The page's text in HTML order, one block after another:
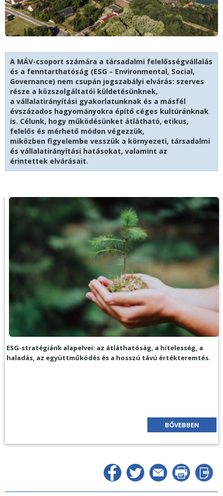
A MÁV-csoport számára a társadalmi felelősségvállalás
és a fenntarthatóság (ESG – Environmental, Social,
Governance) nem csupán jogszabályi elvárás: szerves
része a közszolgáltatói küldetésünknek,
a vállalatirányítási gyakorlatunknak és a másfél
évszázados hagyományokra építő céges kultúránknak
is. Célunk, hogy működésünket átlátható, etikus,
felelős és mérhető módon végezzük,
miközben figyelembe vesszük a környezeti, társadalmi
és vállalatirányítási hatásokat, valamint az
érintettek elvárásait.
ESG-stratégiánk alapelvei: az átláthatóság, a hitelesség, a
haladás, az együttműködés és a hosszú távú értékteremtés.
BŐVEBBEN